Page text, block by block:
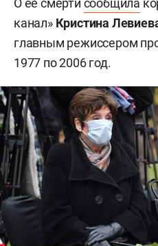
О ее смерти сообщила
канал» Кристина
главным режиссером
1977 по 2006 год.